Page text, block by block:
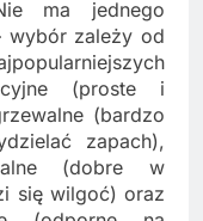
ma jednego
wybór zależy od
(proste i
(bardzo
zapach),
(dobre w
się wilgoć) oraz